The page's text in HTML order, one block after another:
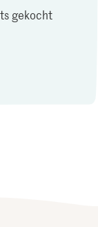
gekocht